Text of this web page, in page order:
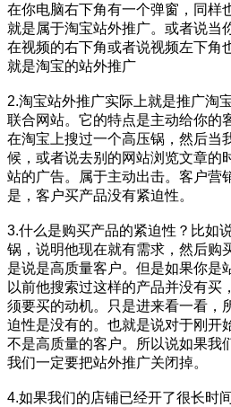
在你电脑右下角有一个弹窗，同样
就是属于淘宝站外推广。或者说当
在视频的右下角或者说视频左下角
就是淘宝的站外推广
2.淘宝站外推广实际上就是推广淘
联合网站。它的特点是主动给你的
在淘宝上搜过一个高压锅，然后当
候，或者说去别的网站浏览文章的
站的广告。属于主动出击。客户营
是，客户买产品没有紧迫性。
3.什么是购买产品的紧迫性？比如
锅，说明他现在就有需求，然后购
是说是高质量客户。但是如果你是
以前他搜索过这样的产品并没有买
须要买的动机。只是进来看一看，
迫性是没有的。也就是说对于刚开
不是高质量的客户。所以说如果我
我们一定要把站外推广关闭掉。
4.如果我们的店铺已经开了很长时